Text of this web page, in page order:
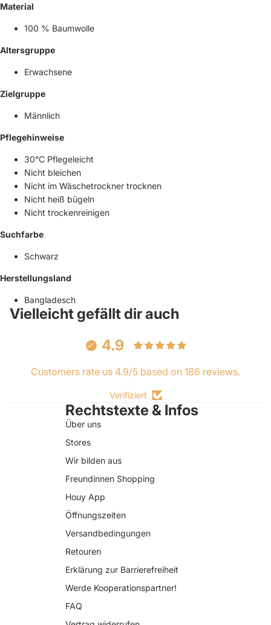
Material
100 % Baumwolle
Altersgruppe
Erwachsene
Zielgruppe
Männlich
Pflegehinweise
30°C Pflegeleicht
Nicht bleichen
Nicht im Wäschetrockner trocknen
Nicht heiß bügeln
Nicht trockenreinigen
Suchfarbe
Schwarz
Herstellungsland
Bangladesch
Vielleicht gefällt dir auch
4.9
Customers rate us 4.9/5 based on 186 reviews.
Verifiziert
Rechtstexte & Infos
Über uns
Stores
Wir bilden aus
Freundinnen Shopping
Houy App
Öffnungszeiten
Versandbedingungen
Retouren
Erklärung zur Barrierefreiheit
Werde Kooperationspartner!
FAQ